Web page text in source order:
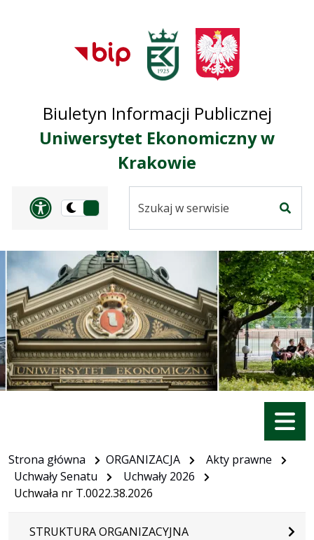
Przejdź do
głównego menu
Przejdź do treści
Przejdź do mapy
serwisu
Biuletyn Informacji Publicznej
Uniwersytet Ekonomiczny w
Krakowie
Panel dostosowania
Przełącz
ciemną
serwisie
Menu
Strona główna ORGANIZACJA
Akty prawne
Uchwały Senatu
Uchwały 2026
Uchwała nr T.0022.38.2026
STRUKTURA ORGANIZACYJNA